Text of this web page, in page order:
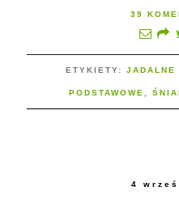
39
ETYKIETY: JADALNE
PODSTAWOWE,
4